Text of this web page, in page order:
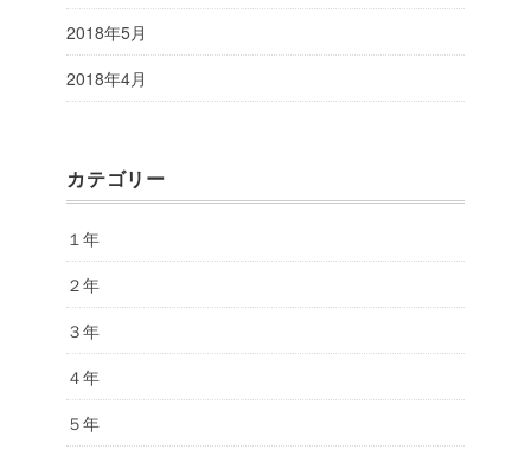
2018年5月
2018年4月
カテゴリー
１年
２年
３年
４年
５年